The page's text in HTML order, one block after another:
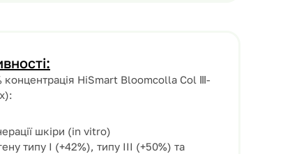
концентрація HiSmart Bloomcolla Col Ⅲ-
шкіри (in vitro)
типу I (+42%), типу III (+50%) та